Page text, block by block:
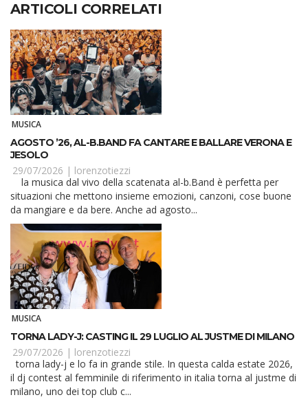
ARTICOLI CORRELATI
MUSICA
AGOSTO ’26, AL-B.BAND FA CANTARE E BALLARE VERONA E
JESOLO
29/07/2026 | lorenzotiezzi
situazioni che mettono insieme emozioni, canzoni, cose buone
da mangiare e da bere. Anche ad agosto...
MUSICA
TORNA LADY-J: CASTING IL 29 LUGLIO AL JUSTME DI MILANO
29/07/2026 | lorenzotiezzi
torna lady-j e lo fa in grande stile. In questa calda estate 2026,
il dj contest al femminile di riferimento in italia torna al justme di
milano, uno dei top club c...